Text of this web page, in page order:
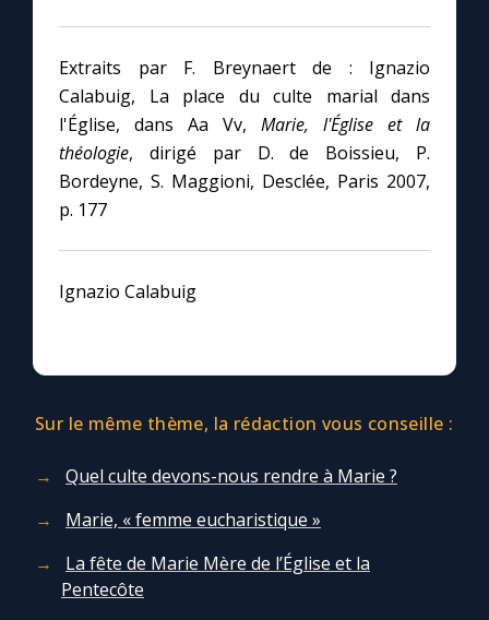
Extraits par F. Breynaert de : Ignazio
Calabuig, La place du culte marial dans
l'Église, dans Aa Vv, Marie, l'Église et la
théologie, dirigé par D. de Boissieu, P.
Bordeyne, S. Maggioni, Desclée, Paris 2007,
p. 177
Ignazio Calabuig
Sur le même thème, la rédaction vous conseille :
Quel culte devons-nous rendre à Marie ?
Marie, « femme eucharistique »
La fête de Marie Mère de l’Église et la
Pentecôte